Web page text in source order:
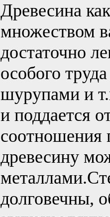
Древесина
множеством
достаточно
особого
шурупами и
и поддается
соотношения
древесину
долговечны,